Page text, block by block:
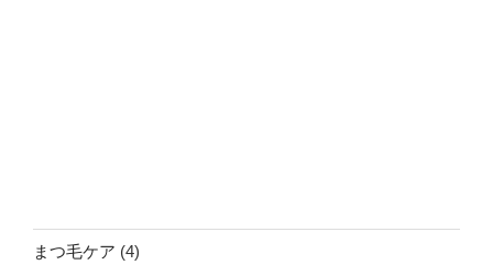
まつ毛ケア 44